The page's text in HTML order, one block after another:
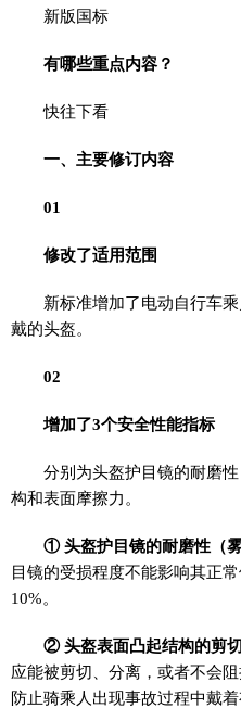
新版国标
有哪些重点内容？
快往下看
一、主要修订内容
01
修改了适用范围
新标准增加了电动自行车
戴的头盔。
02
增加了3个安全性能指标
分别为头盔护目镜的耐磨
构和表面摩擦力。
① 头盔护目镜的耐磨性（雾
目镜的受损程度不能影响其正
10%。
② 头盔表面凸起结构的剪
应能被剪切、分离，或者不会
防止骑乘人出现事故过程中戴